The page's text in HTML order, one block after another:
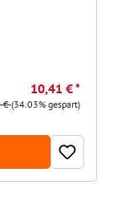
10,41 € *
€(34.03% gespart)